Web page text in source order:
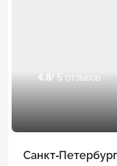
4.8/ 5 отзывов
Санкт-